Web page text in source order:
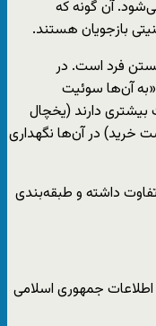
آن گونه که
بازجویان هستند.
فرد است. در
«به آن‌‌ها سوئیت
بیشتری دارند (یخچال
خرید) در آن‌ها نگهداری
داشته و طبقه‌بندی
اطلاعات جمهوری اسلامی